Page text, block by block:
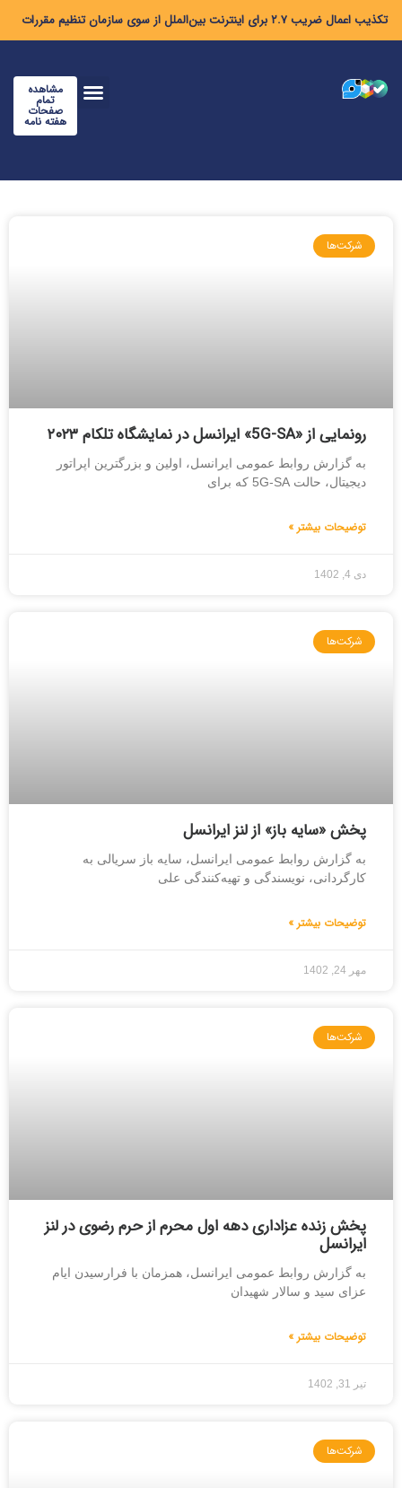
تکذیب اعمال ضریب ۲.۷ برای اینترنت بین‌الملل از سوی سازمان تنظیم مقررات
مشاهده
تمام
صفحات
هفته نامه
شرکت‌ها
رونمایی از «5G-SA» ایرانسل در نمایشگاه تلکام ۲۰۲۳
به گزارش روابط عمومی ایرانسل، اولین و بزرگترین اپراتور
دیجیتال، حالت 5G-SA که برای
توضیحات بیشتر »
دی 4, 1402
شرکت‌ها
پخش «سایه باز» از لنز ایرانسل
به گزارش روابط عمومی ایرانسل، سایه باز سریالی به
کارگردانی، نویسندگی و تهیه‌کنندگی علی
توضیحات بیشتر »
مهر 24, 1402
شرکت‌ها
پخش زنده عزاداری دهه اول محرم از حرم رضوی در لنز
ایرانسل
به گزارش روابط عمومی ایرانسل، همزمان با فرارسیدن ایام
عزای سید و سالار شهیدان
توضیحات بیشتر »
تیر 31, 1402
شرکت‌ها